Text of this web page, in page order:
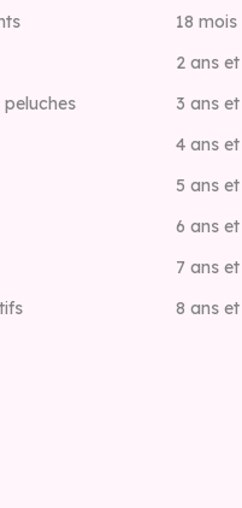
18 mois
2 ans
3 ans
4 ans
5 ans
6 ans
7 ans
8 ans